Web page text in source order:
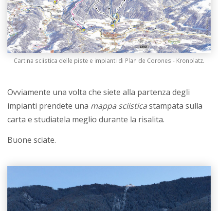
Cartina sciistica delle piste e impianti di Plan de Corones - Kronplatz.
Ovviamente una volta che siete alla partenza degli
impianti prendete una mappa sciisticastampata sulla
carta e studiatela meglio durante la risalita.
Buone sciate.